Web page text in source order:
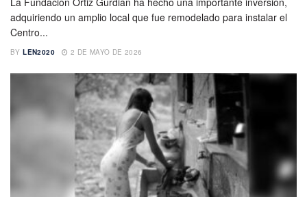
adquiriendo un amplio local que fue remodelado para instalar el
Centro...
BY LEN2020 2 DE MAYO DE 2026